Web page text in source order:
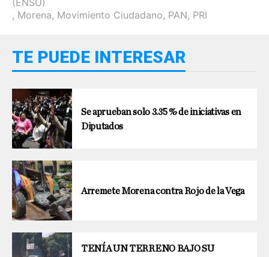
, Morena, Movimiento Ciudadano, PAN, PRI
TE PUEDE INTERESAR
Se aprueban solo 3.35 % de iniciativas en
Diputados
Arremete Morena contra Rojo de la Vega
TENÍA UN TERRENO BAJO SU